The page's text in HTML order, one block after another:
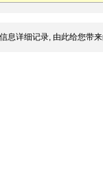
息详细记录, 由此给您带